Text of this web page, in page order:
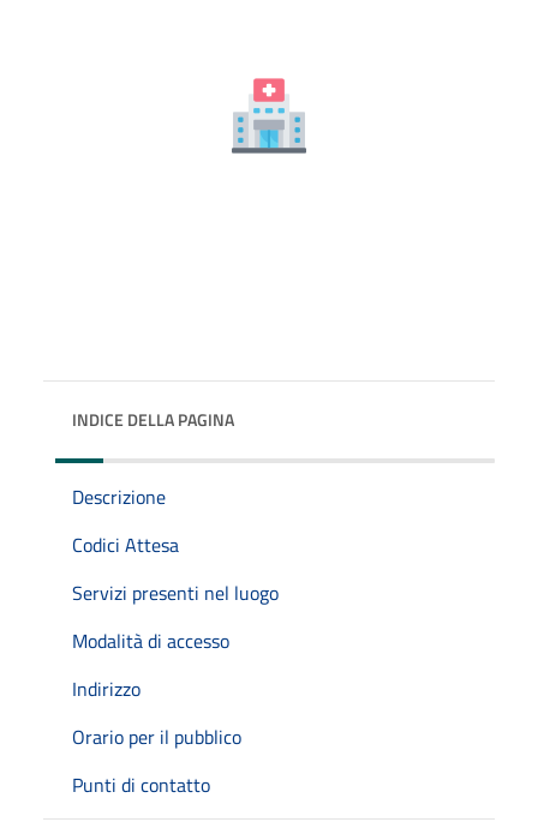
INDICE DELLA PAGINA
Descrizione
Codici Attesa
Servizi presenti nel luogo
Modalità di accesso
Indirizzo
Orario per il pubblico
Punti di contatto